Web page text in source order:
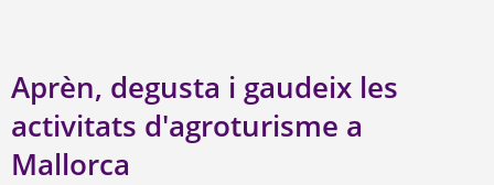
Aprèn, degusta i gaudeix les
activitats d'agroturisme a
Mallorca